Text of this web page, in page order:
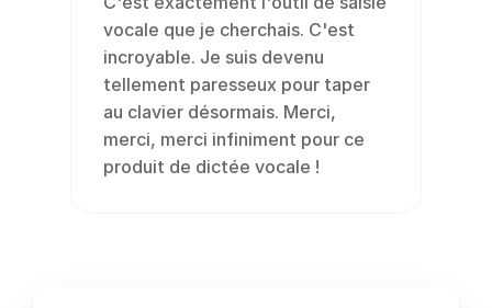
vocale que je cherchais. C'est
incroyable. Je suis devenu
tellement paresseux pour taper
au clavier désormais. Merci,
merci, merci infiniment pour ce
produit de dictée vocale !